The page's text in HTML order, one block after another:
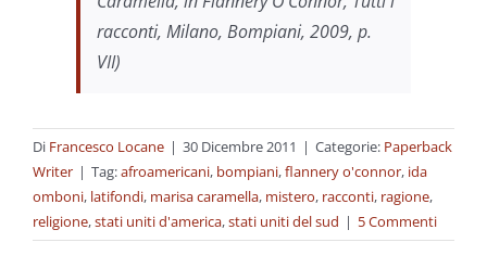
racconti, Milano, Bompiani, 2009, p.
VII)
Di Francesco Locane | 30 Dicembre 2011 | Categorie: Paperback
Writer | Tag:afroamericani, bompiani,flannery o'connor, ida
omboni, latifondi, marisa caramella, mistero, racconti, ragione,
religione,stati uniti d'america,stati uniti del sud | 5 Commenti